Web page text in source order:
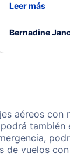
process. They
I truly
Leer más
Bernadine
aéreos
vuelos